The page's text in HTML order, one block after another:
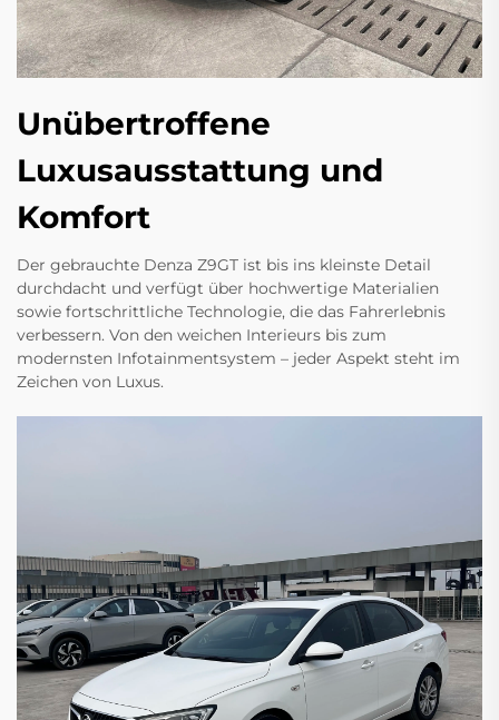
Unübertroffene
Luxusausstattung und
Komfort
Der gebrauchte Denza Z9GT ist bis ins kleinste Detail
durchdacht und verfügt über hochwertige Materialien
sowie fortschrittliche Technologie, die das Fahrerlebnis
verbessern. Von den weichen Interieurs bis zum
modernsten Infotainmentsystem – jeder Aspekt steht im
Zeichen von Luxus.